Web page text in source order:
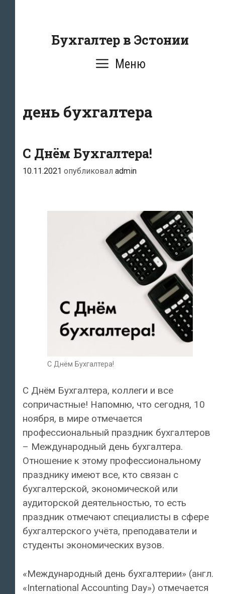
содержаниюБухгалтер в Эстонии
Меню
день бухгалтера
С Днём Бухгалтера!
10.11.2021 опубликовал admin
С Днём Бухгалтера!
С Днём Бухгалтера, коллеги и все
сопричастные! Напомню, что сегодня, 10
ноября, в мире отмечается
профессиональный праздник бухгалтеров
– Международный день бухгалтера.
Отношение к этому профессиональному
празднику имеют все, кто связан с
бухгалтерской, экономической или
аудиторской деятельностью, то есть
праздник отмечают специалисты в сфере
бухгалтерского учёта, преподаватели и
студенты экономических вузов.
«Международный день бухгалтерии» (англ.
«International Accounting Day») отмечается